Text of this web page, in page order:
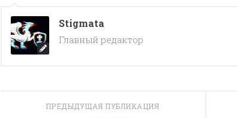
Stigmata
Главный редактор
ПРЕДЫДУЩАЯ ПУБЛИКАЦИЯ